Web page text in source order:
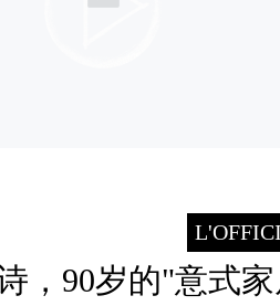
，90岁的"意式